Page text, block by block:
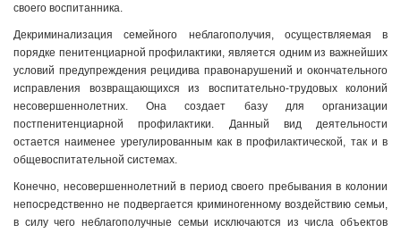
своего воспитанника.
Декриминализация семейного неблагополучия, осуществляемая в
порядке пенитенциарной профилактики, является одним из важнейших
условий предупреждения рецидива правонарушений и окончательного
исправления возвращающихся из воспитательно-трудовых колоний
несовершеннолетних. Она создает базу для организации
постпенитенциарной профилактики. Данный вид деятельности
остается наименее урегулированным как в профилактической, так и в
общевоспитательной системах.
Конечно, несовершеннолетний в период своего пребывания в колонии
непосредственно не подвергается криминогенному воздействию семьи,
в силу чего неблагополучные семьи исключаются из числа объектов